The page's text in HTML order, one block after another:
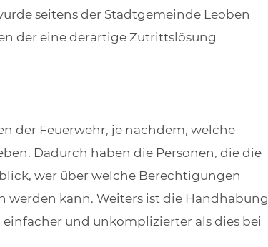
seitens der Stadtgemeinde Leoben
der eine derartige Zutrittslösung
der Feuerwehr, je nachdem, welche
Dadurch haben die Personen, die die
wer über welche Berechtigungen
kann. Weiters ist die Handhabung
und unkomplizierter als dies bei